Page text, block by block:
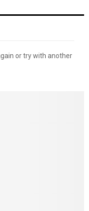
or try with another